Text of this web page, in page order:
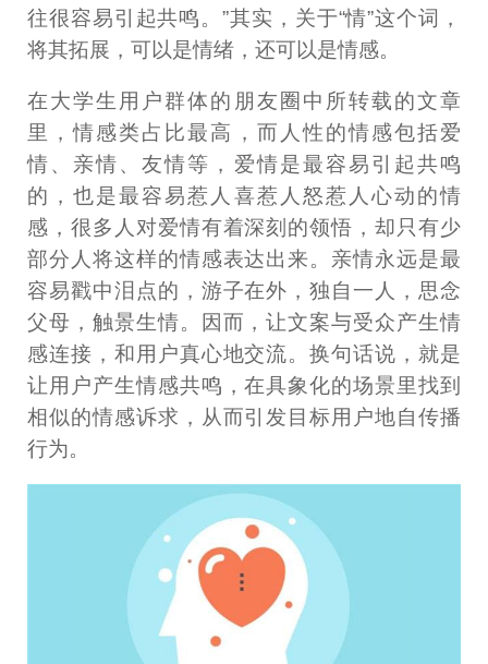
往很容易引起共鸣。”其实，关于“情”这个词，
将其拓展，可以是情绪，还可以是情感。
在大学生用户群体的朋友圈中所转载的文章
里，情感类占比最高，而人性的情感包括爱
情、亲情、友情等，爱情是最容易引起共鸣
的，也是最容易惹人喜惹人怒惹人心动的情
感，很多人对爱情有着深刻的领悟，却只有少
部分人将这样的情感表达出来。亲情永远是最
容易戳中泪点的，游子在外，独自一人，思念
父母，触景生情。因而，让文案与受众产生情
感连接，和用户真心地交流。换句话说，就是
让用户产生情感共鸣，在具象化的场景里找到
相似的情感诉求，从而引发目标用户地自传播
行为。